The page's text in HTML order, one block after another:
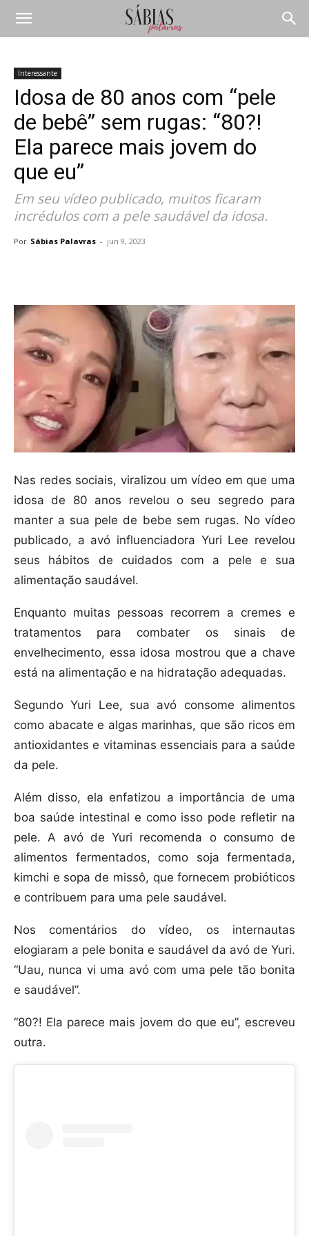
Interessante
Idosa de 80 anos com “pele
de bebê” sem rugas: “80?!
Ela parece mais jovem do
que eu”
Em seu vídeo publicado, muitos ficaram
incrédulos com a pele saudável da idosa.
Por Sábias Palavras - jun 9, 2023
Nas redes sociais, viralizou um vídeo em que uma
idosa de 80 anos revelou o seu segredo para
manter a sua pele de bebe sem rugas. No vídeo
publicado, a avó influenciadora Yuri Lee revelou
seus hábitos de cuidados com a pele e sua
alimentação saudável.
Enquanto muitas pessoas recorrem a cremes e
tratamentos para combater os sinais de
envelhecimento, essa idosa mostrou que a chave
está na alimentação e na hidratação adequadas.
Segundo Yuri Lee, sua avó consome alimentos
como abacate e algas marinhas, que são ricos em
antioxidantes e vitaminas essenciais para a saúde
da pele.
Além disso, ela enfatizou a importância de uma
boa saúde intestinal e como isso pode refletir na
pele. A avó de Yuri recomenda o consumo de
alimentos fermentados, como soja fermentada,
kimchi e sopa de missô, que fornecem probióticos
e contribuem para uma pele saudável.
Nos comentários do vídeo, os internautas
elogiaram a pele bonita e saudável da avó de Yuri.
“Uau, nunca vi uma avó com uma pele tão bonita
e saudável”.
“80?! Ela parece mais jovem do que eu”, escreveu
outra.